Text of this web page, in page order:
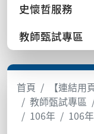
史懷哲服務
教師甄試專區
首頁 【連結用
教師甄試專區
106年
106